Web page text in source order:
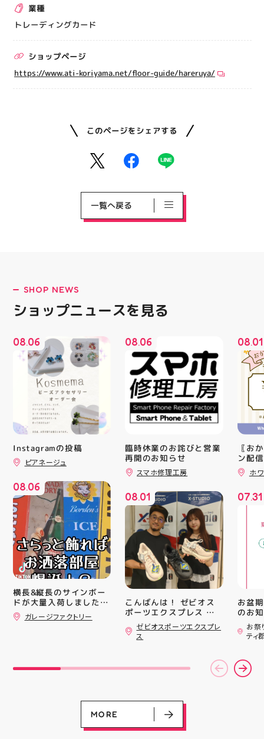
アティビジョンについて
業種
トレーディングカード
ショップページ
https://www.ati-koriyama.net/floor-guide/hareruya/
このページをシェアする
一覧へ戻る
SHOP NEWS
ショップニュースを見る
08.06
Instagramの投稿
ピアネージュ
08.06
横長&縦長のサインボー
ドが大量入荷しました！
さらっと飾ればあっとい
う間にお洒落空間爆誕️‍️‍️‍
ージファクトリー”へ遊
ガレージファクトリー
08.06
臨時休業のお詫びと営業
再開のお知らせ
スマホ修理工房
08.01
こんばんは！ ゼビオス
ポーツエクスプレス ア
ティ郡山です🦭 ・ ★本
日のラジオ★は アシッ
クスからランニングシュ
6」の紹介でした ・ 特
徴としては ☆軽量かつ
搭載し、推進力を向上さ
せました！
☆ASICSGRIPを前足部に
追加し、グリップ力を向
ゼビオスポーツエクスプレ
ス
08.01
〖お
ン配
ッパ
￥
ーポ
ース
です
りの
ので
キャ
#歯の
ホ
07.31
お盆
のお知らせ
用い
ざい
(水)
いたしま
22:00
お祭
ティ
MORE